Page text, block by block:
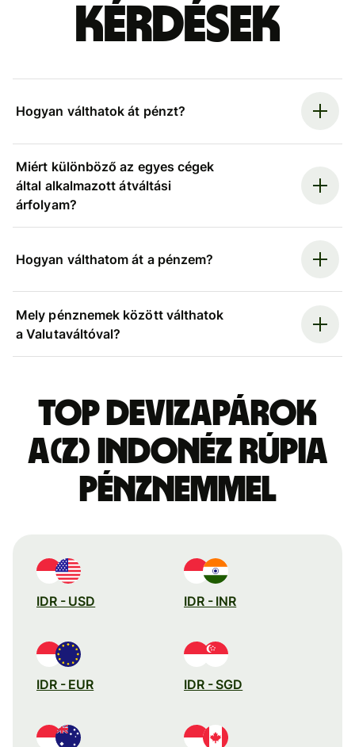
kérdések
Hogyan válthatok át pénzt?
Miért különböző az egyes cégek
által alkalmazott átváltási
árfolyam?
Hogyan válthatom át a pénzem?
Mely pénznemek között válthatok
a Valutaváltóval?
Top devizapárok
a(z) indonéz rúpia
pénznemmel
IDR - USD IDR - INR
IDR - EUR IDR - SGD